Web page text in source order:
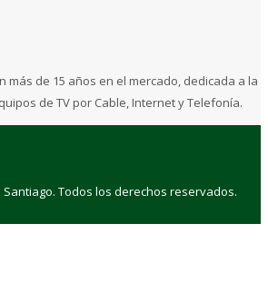
más de 15 años en el mercado, dedicada a la
de TV por Cable, Internet y Telefonía.
Todos los derechos reservados.